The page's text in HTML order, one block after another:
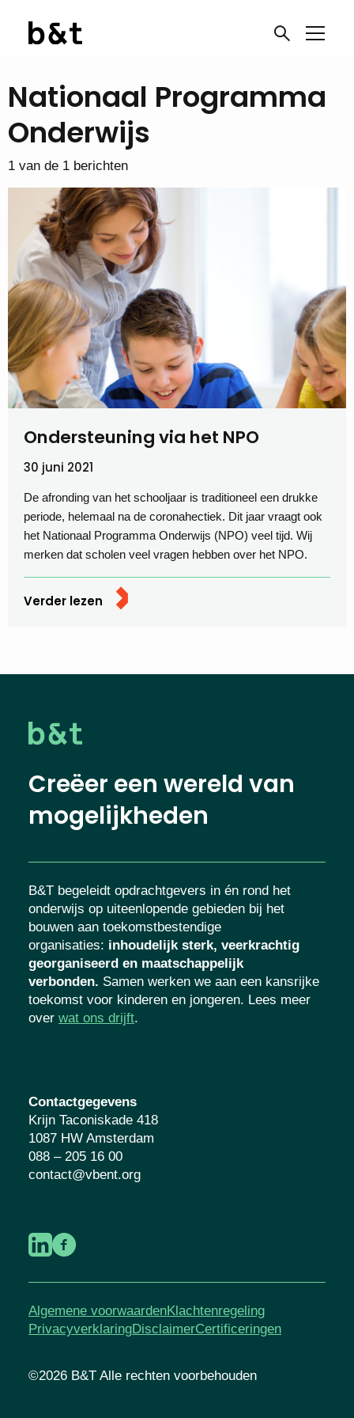
Nationaal Programma
Onderwijs
1 van de 1 berichten
Ondersteuning via het NPO
30 juni 2021
De afronding van het schooljaar is traditioneel een drukke
periode, helemaal na de coronahectiek. Dit jaar vraagt ook
het Nationaal Programma Onderwijs (NPO) veel tijd. Wij
merken dat scholen veel vragen hebben over het NPO.
Verder lezen
Creëer een wereld van
mogelijkheden
B&T begeleidt opdrachtgevers in én rond het
onderwijs op uiteenlopende gebieden bij het
bouwen aan toekomstbestendige
organisaties: inhoudelijk sterk, veerkrachtig
georganiseerd en maatschappelijk
verbonden. Samen werken we aan een kansrijke
toekomst voor kinderen en jongeren. Lees meer
over wat ons drijft.
Contactgegevens
Krijn Taconiskade 418
1087 HW Amsterdam
088 – 205 16 00
contact@vbent.org
Algemene voorwaardenKlachtenregeling
PrivacyverklaringDisclaimerCertificeringen
©2026 B&T Alle rechten voorbehouden